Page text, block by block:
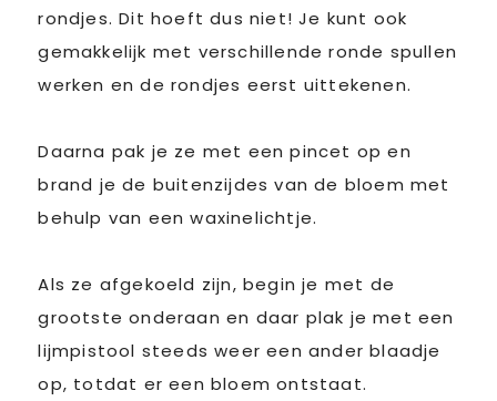
rondjes. Dit hoeft dus niet! Je kunt ook
gemakkelijk met verschillende ronde spullen
werken en de rondjes eerst uittekenen.
Daarna pak je ze met een pincet op en
brand je de buitenzijdes van de bloem met
behulp van een waxinelichtje.
Als ze afgekoeld zijn, begin je met de
grootste onderaan en daar plak je met een
lijmpistool steeds weer een ander blaadje
op, totdat er een bloem ontstaat.